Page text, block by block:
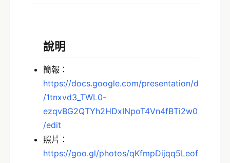
說明
簡報：
https://docs.google.com/presentation/d
/1tnxvd3_TWL0-
ezqvBG2QTYh2HDxINpoT4Vn4fBTi2w0
/edit
照片：
https://goo.gl/photos/qKfmpDijqq5Leof